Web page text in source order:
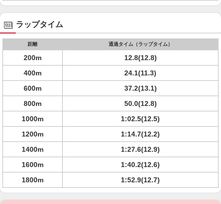
ラップタイム
距離 通過タイム（ラップタイム）
200m
12.8(12.8)
400m
24.1(11.3)
600m
37.2(13.1)
800m
50.0(12.8)
1000m
1:02.5(12.5)
1200m
1:14.7(12.2)
1400m
1:27.6(12.9)
1600m
1:40.2(12.6)
1800m
1:52.9(12.7)